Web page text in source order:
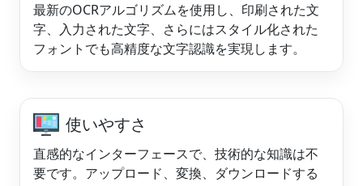
最新のOCRアルゴリズムを使用し、印刷された文
字、入力された文字、さらにはスタイル化された
フォントでも高精度な文字認識を実現します。
使いやすさ
直感的なインターフェースで、技術的な知識は不
要です。アップロード、変換、ダウンロードする